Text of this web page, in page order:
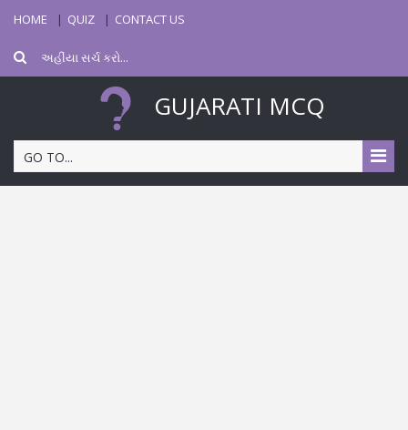
HOME QUIZ CONTACT US
GUJARATI MCQ
GO TO...